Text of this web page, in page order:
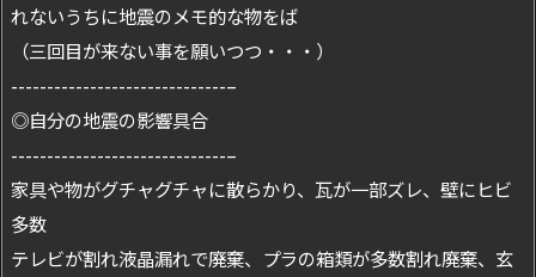
れないうちに地震のメモ的な物をば
（三回目が来ない事を願いつつ・・・）
------------------------------–
◎自分の地震の影響具合
------------------------------–
家具や物がグチャグチャに散らかり、瓦が一部ズレ、壁にヒビ
多数
テレビが割れ液晶漏れで廃棄、プラの箱類が多数割れ廃棄、玄